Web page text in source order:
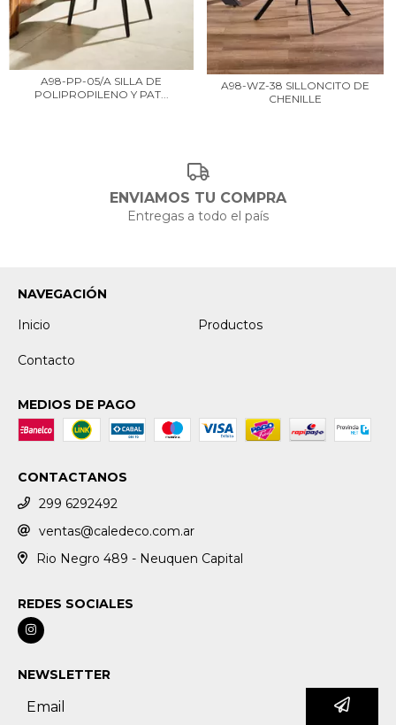
A98-PP-05/A SILLA DE
POLIPROPILENO Y PAT...
A98-WZ-38 SILLONCITO DE
CHENILLE
ENVIAMOS TU COMPRA
Entregas a todo el país
NAVEGACIÓN
Inicio
Productos
Contacto
MEDIOS DE PAGO
CONTACTANOS
299 6292492
ventas@caledeco.com.ar
Rio Negro 489 - Neuquen Capital
REDES SOCIALES
NEWSLETTER